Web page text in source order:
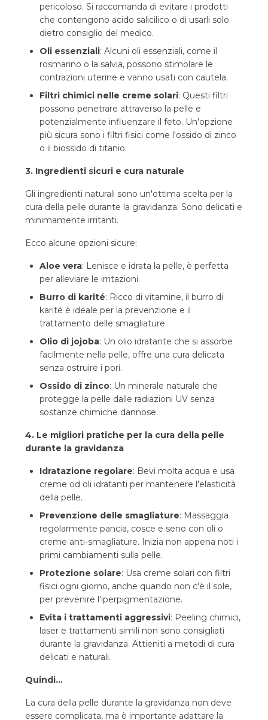
pericoloso. Si raccomanda di evitare i prodotti
che contengono acido salicilico o di usarli solo
dietro consiglio del medico.
Oli essenziali: Alcuni oli essenziali, come il
rosmarino o la salvia, possono stimolare le
contrazioni uterine e vanno usati con cautela.
Filtri chimici nelle creme solari: Questi filtri
possono penetrare attraverso la pelle e
potenzialmente influenzare il feto. Un'opzione
più sicura sono i filtri fisici come l'ossido di zinco
o il biossido di titanio.
3. Ingredienti sicuri e cura naturale
Gli ingredienti naturali sono un'ottima scelta per la
cura della pelle durante la gravidanza. Sono delicati e
minimamente irritanti.
Ecco alcune opzioni sicure:
Aloe vera: Lenisce e idrata la pelle, è perfetta
per alleviare le irritazioni.
Burro di karité: Ricco di vitamine, il burro di
karité è ideale per la prevenzione e il
trattamento delle smagliature.
Olio di jojoba: Un olio idratante che si assorbe
facilmente nella pelle, offre una cura delicata
senza ostruire i pori.
Ossido di zinco: Un minerale naturale che
protegge la pelle dalle radiazioni UV senza
sostanze chimiche dannose.
4. Le migliori pratiche per la cura della pelle
durante la gravidanza
Idratazione regolare: Bevi molta acqua e usa
creme od oli idratanti per mantenere l'elasticità
della pelle.
Prevenzione delle smagliature: Massaggia
regolarmente pancia, cosce e seno con oli o
creme anti-smagliature. Inizia non appena noti i
primi cambiamenti sulla pelle.
Protezione solare: Usa creme solari con filtri
fisici ogni giorno, anche quando non c'è il sole,
per prevenire l'iperpigmentazione.
Evita i trattamenti aggressivi: Peeling chimici,
laser e trattamenti simili non sono consigliati
durante la gravidanza. Attieniti a metodi di cura
delicati e naturali.
Quindi...
La cura della pelle durante la gravidanza non deve
essere complicata, ma è importante adattare la